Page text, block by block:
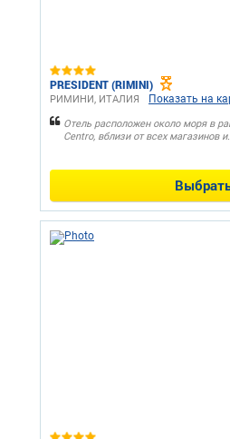
PRESIDENT (RIMINI)
РИМИНИ, ИТАЛИЯ Показать на
Отель расположен около моря в
Centro, вблизи от всех магазинов